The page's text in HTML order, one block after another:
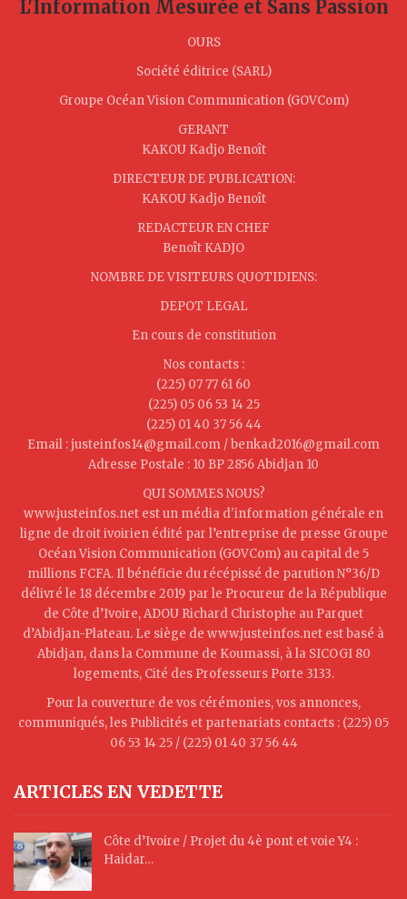
L'Information Mesurée et Sans Passion
OURS
Société éditrice (SARL)
Groupe Océan Vision Communication (GOVCom)
GERANT
KAKOU Kadjo Benoît
DIRECTEUR DE PUBLICATION:
KAKOU Kadjo Benoît
REDACTEUR EN CHEF
Benoît KADJO
NOMBRE DE VISITEURS QUOTIDIENS:
DEPOT LEGAL
En cours de constitution
Nos contacts :
(225) 07 77 61 60
(225) 05 06 53 14 25
(225) 01 40 37 56 44
Email : justeinfos14@gmail.com / benkad2016@gmail.com
Adresse Postale : 10 BP 2856 Abidjan 10
QUI SOMMES NOUS?
www.justeinfos.net est un média d'information générale en
ligne de droit ivoirien édité par l’entreprise de presse Groupe
Océan Vision Communication (GOVCom) au capital de 5
millions FCFA. Il bénéficie du récépissé de parution N°36/D
délivré le 18 décembre 2019 par le Procureur de la République
de Côte d’Ivoire, ADOU Richard Christophe au Parquet
d’Abidjan-Plateau. Le siège de www.justeinfos.net est basé à
Abidjan, dans la Commune de Koumassi, à la SICOGI 80
logements, Cité des Professeurs Porte 3133.
Pour la couverture de vos cérémonies, vos annonces,
communiqués, les Publicités et partenariats contacts : (225) 05
06 53 14 25 / (225) 01 40 37 56 44
ARTICLES EN VEDETTE
Côte d’Ivoire / Projet du 4è pont et voie Y4 :
Haidar…